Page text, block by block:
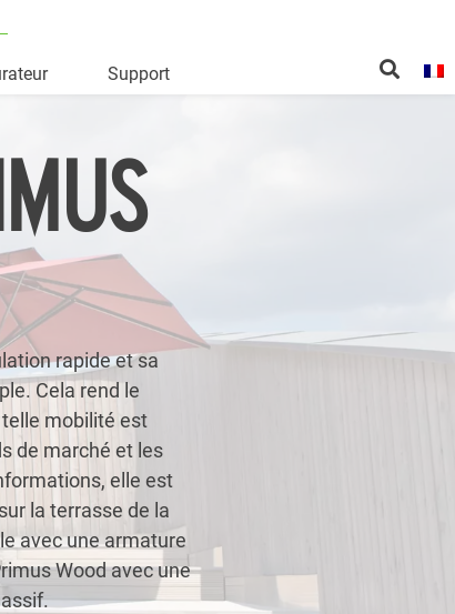
Support
rapide et sa
Cela rend le
mobilité est
de marché et les
elle est
la terrasse de la
avec une armature
Wood avec une